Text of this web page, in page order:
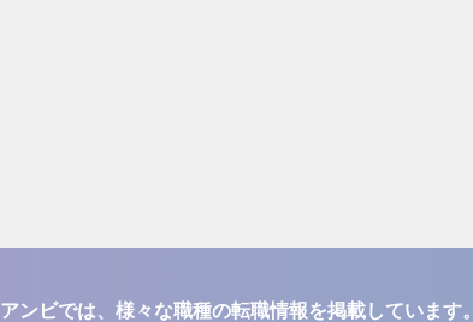
アンビでは、様々な職種の転職情報を掲載しています。